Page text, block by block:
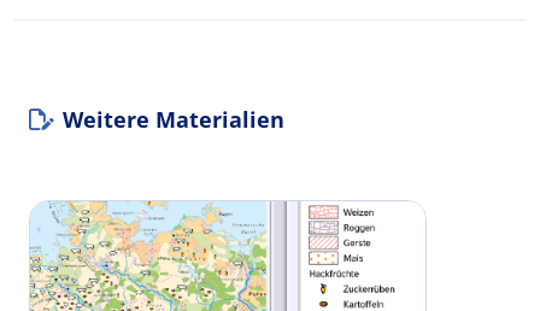
Weitere Materialien